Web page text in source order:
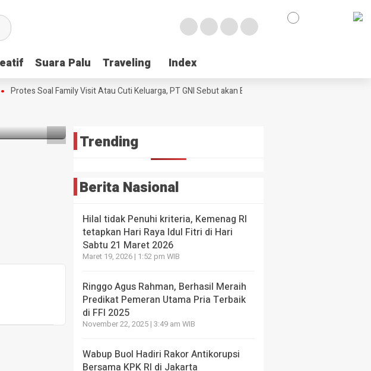
Suara Palu Traveling Index
Suara Palu Traveling Index
Protes Soal Family Visit Atau Cuti Keluarga, PT GNI Sebut akan Berlaku Januari 2027
HEADLINE
Wabup Poso Jemput Peluang Besar Kakao Sulawesi di
Makassar
Bibit
Unggul
Futsal
Konsumtif
Teknologi
Digital di
Trending
Berita Nasional
Hilal tidak Penuhi kriteria, Kemenag RI
tetapkan Hari Raya Idul Fitri di Hari
Sabtu 21 Maret 2026
Maret 19, 2026 | 1:52 pm WIB
Ringgo Agus Rahman, Berhasil Meraih
Predikat Pemeran Utama Pria Terbaik
di FFI 2025
November 22, 2025 | 3:49 am WIB
Wabup Buol Hadiri Rakor Antikorupsi
Bersama KPK RI di Jakarta